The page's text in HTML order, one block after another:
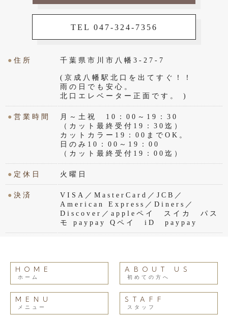
TEL 047-324-7356
●住所 千葉県市川市八幡3-27-7
(京成八幡駅北口を出てすぐ！！
雨の日でも安心。
北口エレベーター正面です。 )
●営業時間
月～土祝 10：00～19：30
（カット最終受付19：30迄）
カットカラー19：00までOK。
日のみ10：00～19：00
（カット最終受付19：00迄）
● 定休日 火曜日
●決済
VISA／MasterCard／JCB／
American Express／Diners／
Discover／appleペイ スイカ パス
モ paypay Qペイ iD paypay
HOME
ホーム
ABOUT US
初めての方へ
MENU
メニュー
STAFF
スタッフ